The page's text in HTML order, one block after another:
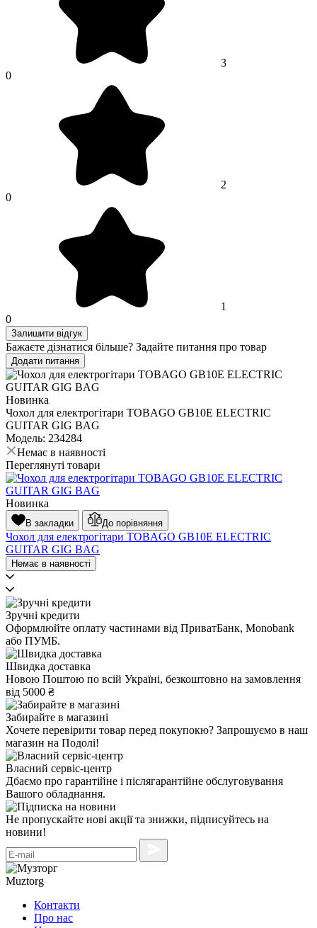
3
0
2
0
1
0
Залишити відгук
Бажаєте дізнатися більше? Задайте питання про товар
Додати питання
Новинка
Чохол для електрогітари TOBAGO GB10E ELECTRIC
GUITAR GIG BAG
Модель: 234284
Немає в наявності
Переглянуті товари
Новинка
В закладки До порівняння
Чохол для електрогітари TOBAGO GB10E ELECTRIC
GUITAR GIG BAG
Немає в наявності
Зручні кредити
Оформлюйте оплату частинами від ПриватБанк, Monobank
або ПУМБ.
Швидка доставка
Новою Поштою по всій Україні, безкоштовно на замовлення
від 5000 ₴
Забирайте в магазині
Хочете перевірити товар перед покупокю? Запрошуємо в наш
магазин на Подолі!
Власний сервіс-центр
Дбаємо про гарантійне і післягарантійне обслуговування
Вашого обладнання.
Не пропускайте нові акції та знижки, підписуйтесь на
новини!
Muztorg
Контакти
Про нас